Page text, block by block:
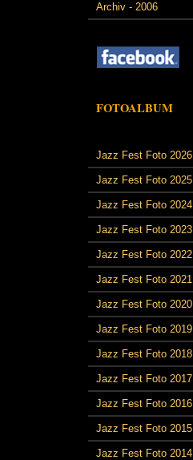
Archiv - 2006
FOTOALBUM
Jazz Fest Foto 2026
Jazz Fest Foto 2025
Jazz Fest Foto 2024
Jazz Fest Foto 2023
Jazz Fest Foto 2022
Jazz Fest Foto 2021
Jazz Fest Foto 2020
Jazz Fest Foto 2019
Jazz Fest Foto 2018
Jazz Fest Foto 2017
Jazz Fest Foto 2016
Jazz Fest Foto 2015
Jazz Fest Foto 2014